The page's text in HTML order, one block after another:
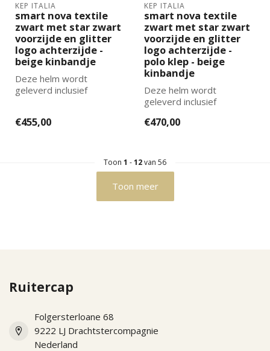
KEP ITALIA
smart nova textile
zwart met star zwart
voorzijde en glitter
logo achterzijde -
beige kinbandje
Deze helm wordt
geleverd inclusief
€455,00
KEP ITALIA
smart nova textile
zwart met star zwart
voorzijde en glitter
logo achterzijde -
polo klep - beige
kinbandje
Deze helm wordt
geleverd inclusief
maat binnenvoering k...
€470,00
Toon 1 -12van 56
Toon meer
Ruitercap
Folgersterloane 68
9222 LJ Drachtstercompagnie
Nederland